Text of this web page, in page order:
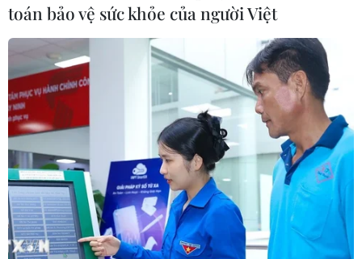
cốt chiến sỹ quân tình nguyện Việt Nam còn
đang nằm lại trên đất Campuchia. Công tác tìm
kiếm, cất bốc, hồi hương hài cốt các liệt sỹ vẫn
đang được chính phủ hai nước tích cực triển
khai với mục tiêu hoàn thành vào năm 2020./.
toán bảo vệ sức khỏe của người Việt